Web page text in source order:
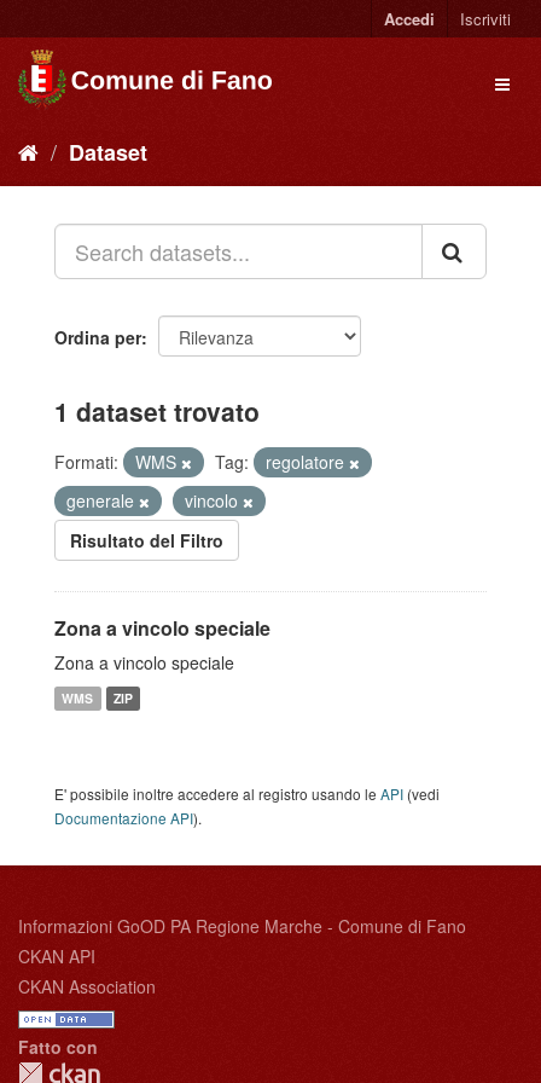
Accedi Iscriviti
Dataset
Ordina per
1 dataset trovato
Formati: WMS Tag:
regolatore
generale
vincolo
Risultato del Filtro
Zona a vincolo speciale
Zona a vincolo speciale
WMS ZIP
E' possibile inoltre accedere al registro usando le API (vedi
Documentazione API).
Informazioni GoOD PA Regione Marche - Comune di Fano
CKAN API
CKAN Association
Fatto con